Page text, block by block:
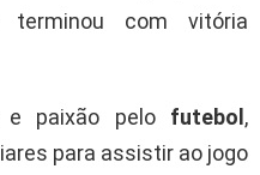
terminou com vitória
e paixão pelo futebol ,
para assistir ao jogo